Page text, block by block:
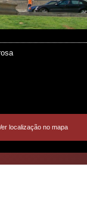
localização no mapa